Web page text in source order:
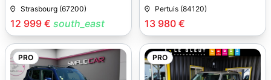
12 999 € south_east
Strasbourg (67200)
13 980 €
Pertuis (84120)
PRO PRO